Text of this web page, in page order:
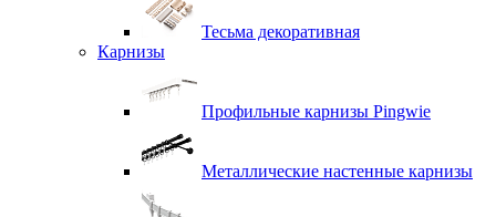
Тесьма декоративная
Карнизы
Профильные карнизы Pingwie
Металлические настенные карнизы